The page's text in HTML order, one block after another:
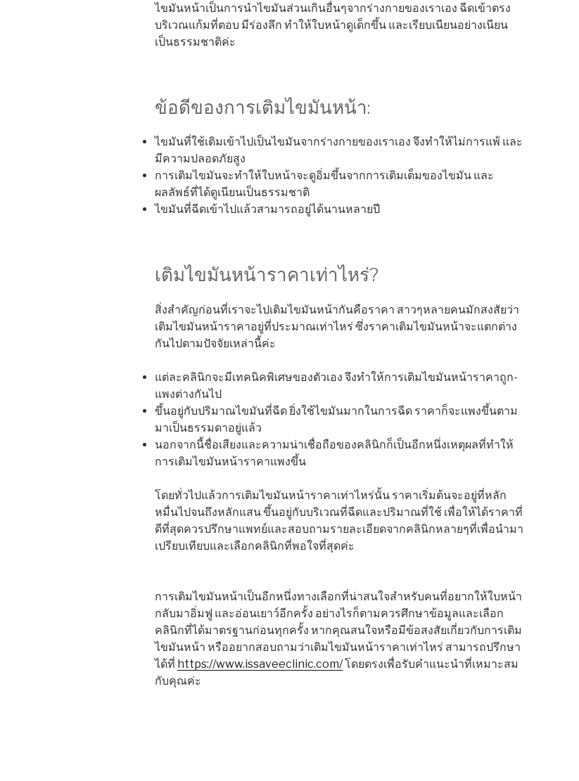
ไขมันหน้าเป็นการนำไขมันส่วนเกินอื่นๆจากร่างกายของเราเอง ฉีดเข้าตรง
บริเวณแก้มที่ตอบ มีร่องลึก ทำให้ใบหน้าดูเด็กขึ้น และเรียบเนียนอย่างเนียน
เป็นธรรมชาติค่ะ
ข้อดีของการเติมไขมันหน้า:
ไขมันที่ใช้เติมเข้าไปเป็นไขมันจากร่างกายของเราเอง จึงทำให้ไม่การแพ้ และ
มีความปลอดภัยสูง
การเติมไขมันจะทำให้ใบหน้าจะดูอิ่มขึ้นจากการเติมเต็มของไขมัน และ
ผลลัพธ์ที่ได้ดูเนียนเป็นธรรมชาติ
ไขมันที่ฉีดเข้าไปแล้วสามารถอยู่ได้นานหลายปี
เติมไขมันหน้าราคาเท่าไหร่?
สิ่งสำคัญก่อนที่เราจะไปเติมไขมันหน้ากันคือราคา สาวๆหลายคนมักสงสัยว่า
เติมไขมันหน้าราคาอยู่ที่ประมาณเท่าไหร่ ซึ่งราคาเติมไขมันหน้าจะแตกต่าง
กันไปตามปัจจัยเหล่านี้ค่ะ
แต่ละคลินิกจะมีเทคนิคพิเศษของตัวเอง จึงทำให้การเติมไขมันหน้าราคาถูก-
แพงต่างกันไป
ขึ้นอยู่กับปริมาณไขมันที่ฉีด ยิ่งใช้ไขมันมากในการฉีด ราคาก็จะแพงขึ้นตาม
มาเป็นธรรมดาอยู่แล้ว
นอกจากนี้ชื่อเสียงและความน่าเชื่อถือของคลินิกก็เป็นอีกหนึ่งเหตุผลที่ทำให้
การเติมไขมันหน้าราคาแพงขึ้น
โดยทั่วไปแล้วการเติมไขมันหน้าราคาเท่าไหร่นั้น ราคาเริ่มต้นจะอยู่ที่หลัก
หมื่นไปจนถึงหลักแสน ขึ้นอยู่กับบริเวณที่ฉีดและปริมาณที่ใช้ เพื่อให้ได้ราคาที่
ดีที่สุดควรปรึกษาแพทย์และสอบถามรายละเอียดจากคลินิกหลายๆที่เพื่อนำมา
เปรียบเทียบและเลือกคลินิกที่พอใจที่สุดค่ะ
การเติมไขมันหน้าเป็นอีกหนึ่งทางเลือกที่น่าสนใจสำหรับคนที่อยากให้ใบหน้า
กลับมาอิ่มฟู และอ่อนเยาว์อีกครั้ง อย่างไรก็ตามควรศึกษาข้อมูลและเลือก
คลินิกที่ได้มาตรฐานก่อนทุกครั้ง หากคุณสนใจหรือมีข้อสงสัยเกี่ยวกับการเติม
ไขมันหน้า หรืออยากสอบถามว่าเติมไขมันหน้าราคาเท่าไหร่ สามารถปรึกษา
ได้ที่ https://www.issaveeclinic.com/โดยตรงเพื่อรับคำแนะนำที่เหมาะสม
กับคุณค่ะ